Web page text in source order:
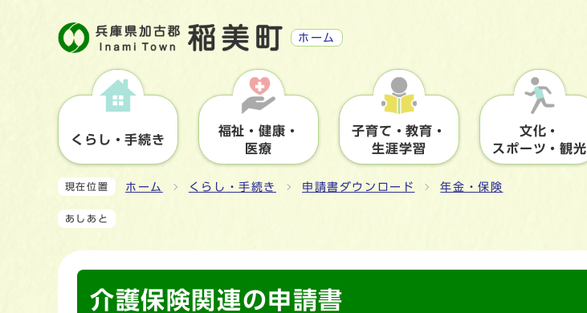
ホーム
くらし・手続き
福祉・健康・
医療
子育て・教育・
生涯学習
文化・
スポーツ・観光
現在位置 ホーム くらし・手続き 申請書ダウンロード 年金・保険
あしあと
介護保険関連の申請書